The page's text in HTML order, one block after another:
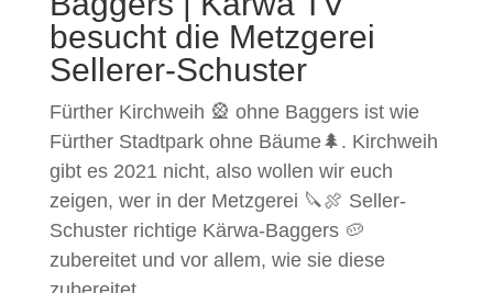
besucht die Metzgerei
Sellerer-Schuster
Fürther Kirchweih 🎡 ohne Baggers ist wie
Fürther Stadtpark ohne Bäume🌲. Kirchweih
gibt es 2021 nicht, also wollen wir euch
zeigen, wer in der Metzgerei 🔪🍖 Seller-
Schuster richtige Kärwa-Baggers 🥔
zubereitet und vor allem, wie sie diese